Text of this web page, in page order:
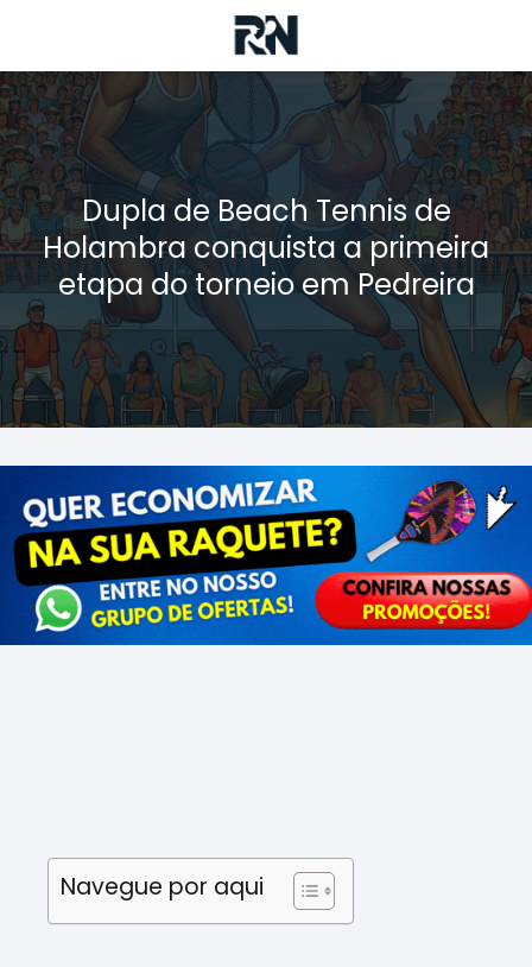
Dupla de Beach Tennis de
Holambra conquista a primeira
etapa do torneio em Pedreira
Navegue por aqui